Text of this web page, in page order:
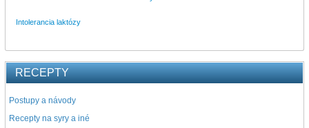
Intolerancia laktózy
RECEPTY
Postupy a návody
Recepty na syry a iné